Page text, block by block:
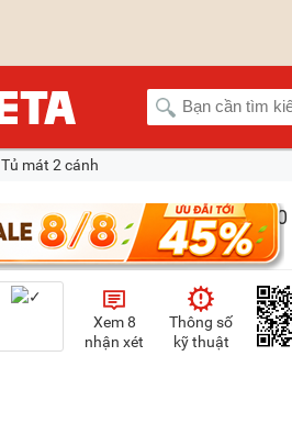
Tủ mát 2 cánh
Xem 8
nhận xét
Thông số
kỹ thuật